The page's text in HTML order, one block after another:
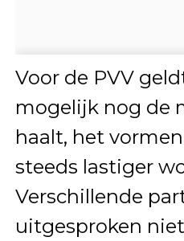
Voor de PVV
mogelijk nog de
haalt, het
steeds lastiger
Verschillende
uitgesproken